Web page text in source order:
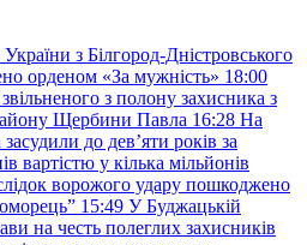
з Білгород-Дністровського
орденом «За мужність» 18:00
з полону захисника з
Щербини Павла 16:28 На
до дев’яти років за
вартістю у кілька мільйонів
ворожого удару пошкоджено
15:49 У Буджацькій
на честь полеглих захисників